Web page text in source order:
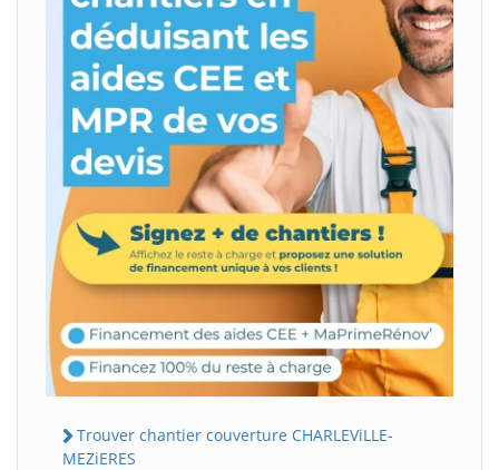
Trouver chantier couverture CHARLEViLLE-
MEZiERES